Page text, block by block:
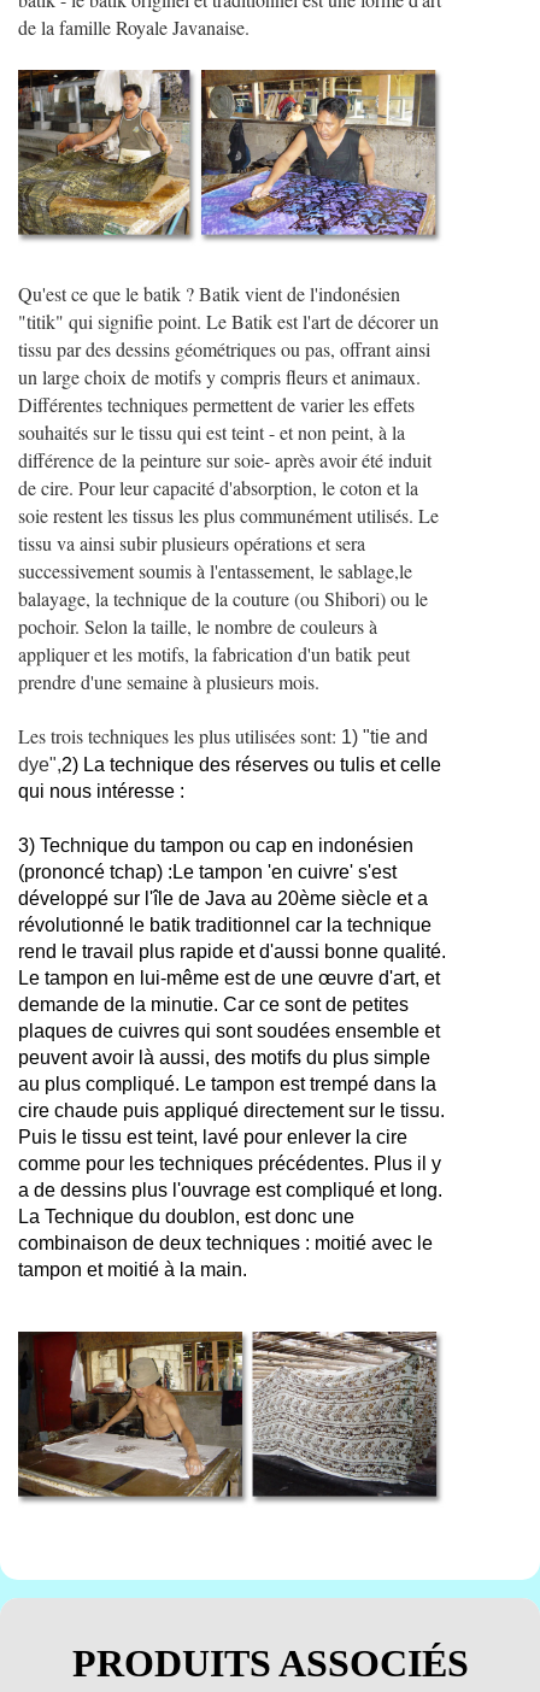
de la famille Royale Javanaise.
Qu'est ce que le batik ? Batik vient de l'indonésien
"titik" qui signifie point. Le Batik est l'art de décorer un
tissu par des dessins géométriques ou pas, offrant ainsi
un large choix de motifs y compris fleurs et animaux.
Différentes techniques permettent de varier les effets
souhaités sur le tissu qui est teint - et non peint, à la
différence de la peinture sur soie- après avoir été induit
de cire. Pour leur capacité d'absorption, le coton et la
soie restent les tissus les plus communément utilisés. Le
tissu va ainsi subir plusieurs opérations et sera
successivement soumis à l'entassement, le sablage,le
balayage, la technique de la couture (ou Shibori) ou le
pochoir. Selon la taille, le nombre de couleurs à
appliquer et les motifs, la fabrication d'un batik peut
prendre d'une semaine à plusieurs mois.
Les trois techniques les plus utilisées sont: 1) "tie and
dye",2) La technique des réserves ou tulis et celle
qui nous intéresse :
3) Technique du tampon ou cap en indonésien
(prononcé tchap) :Le tampon 'en cuivre' s'est
développé sur l'île de Java au 20ème siècle et a
révolutionné le batik traditionnel car la technique
rend le travail plus rapide et d'aussi bonne qualité.
Le tampon en lui-même est de une œuvre d'art, et
demande de la minutie. Car ce sont de petites
plaques de cuivres qui sont soudées ensemble et
peuvent avoir là aussi, des motifs du plus simple
au plus compliqué. Le tampon est trempé dans la
cire chaude puis appliqué directement sur le tissu.
Puis le tissu est teint, lavé pour enlever la cire
comme pour les techniques précédentes. Plus il y
a de dessins plus l'ouvrage est compliqué et long.
La Technique du doublon, est donc une
combinaison de deux techniques : moitié avec le
tampon et moitié à la main.
PRODUITS ASSOCIÉS